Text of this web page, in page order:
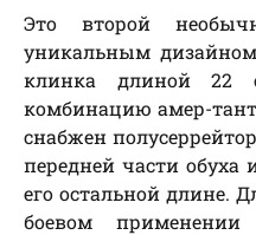
Это второй
уникальным
клинка длиной 22
комбинацию амер-
снабжен
передней части
его остальной длине.
боевом